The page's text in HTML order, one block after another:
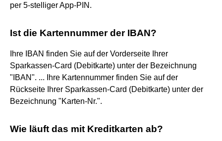
per 5-stelliger App-PIN.
Ist die Kartennummer der IBAN?
Ihre IBAN finden Sie auf der Vorderseite Ihrer
Sparkassen-Card (Debitkarte) unter der Bezeichnung
"IBAN". ... Ihre Kartennummer finden Sie auf der
Rückseite Ihrer Sparkassen-Card (Debitkarte) unter der
Bezeichnung "Karten-Nr.".
Wie läuft das mit Kreditkarten ab?